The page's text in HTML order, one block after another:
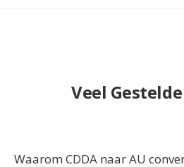
Veel
Waarom CDDA naar AU